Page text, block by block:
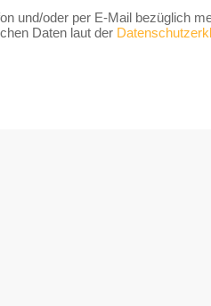
und/oder per E-Mail bezüglich
Daten laut der